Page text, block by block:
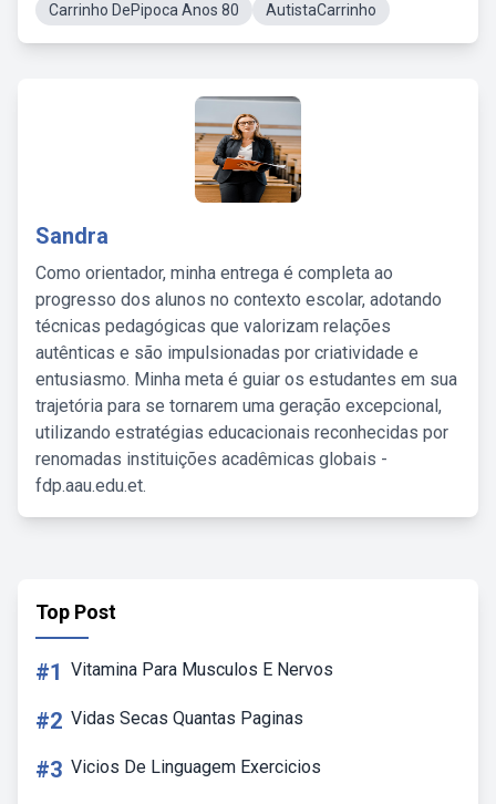
Carrinho DePipoca Anos 80
AutistaCarrinho
Sandra
Como orientador, minha entrega é completa ao
progresso dos alunos no contexto escolar, adotando
técnicas pedagógicas que valorizam relações
autênticas e são impulsionadas por criatividade e
entusiasmo. Minha meta é guiar os estudantes em sua
trajetória para se tornarem uma geração excepcional,
utilizando estratégias educacionais reconhecidas por
renomadas instituições acadêmicas globais -
fdp.aau.edu.et.
Top Post
#1 Vitamina Para Musculos E Nervos
#2 Vidas Secas Quantas Paginas
#3 Vicios De Linguagem Exercicios